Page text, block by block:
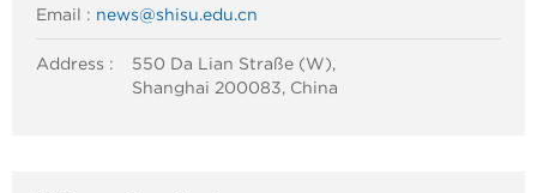
Email : news@shisu.edu.cn
Address :
550 Da Lian Straße (W),
Shanghai 200083, China